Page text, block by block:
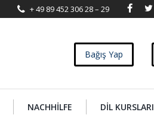
+ 49 89 452 306 28 – 29
Bağış Yap
NACHHILFE DIL KURSLARI